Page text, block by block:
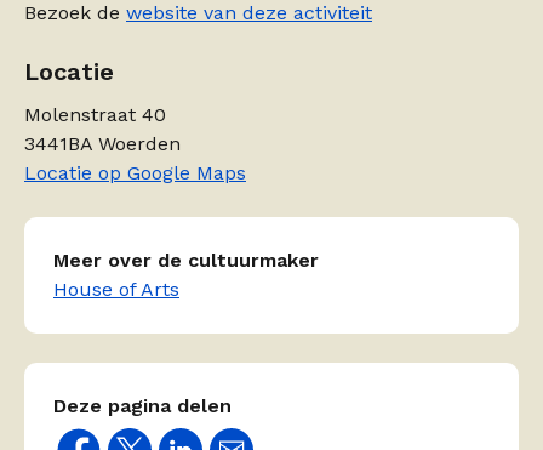
Bezoek de website van deze activiteit
Locatie
Molenstraat 40
3441BA Woerden
Locatie op Google Maps
Meer over de cultuurmaker
House of Arts
Deze pagina delen